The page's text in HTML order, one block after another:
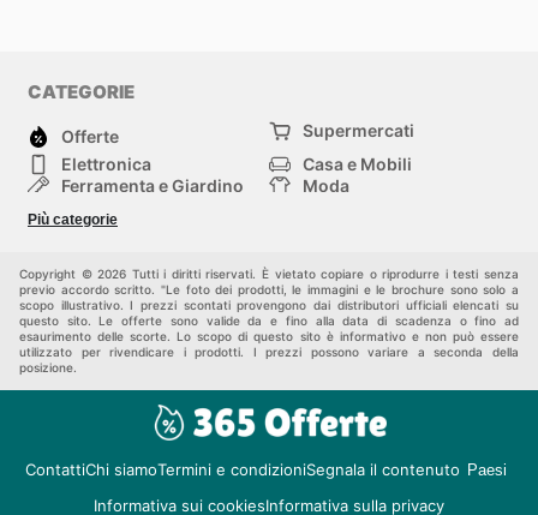
CATEGORIE
Offerte
Supermercati
Elettronica
Casa e Mobili
Ferramenta e Giardino
Moda
Bambini e Neonati
Più categorie
Copyright © 2026 Tutti i diritti riservati. È vietato copiare o riprodurre i testi senza
previo accordo scritto. "Le foto dei prodotti, le immagini e le brochure sono solo a
scopo illustrativo. I prezzi scontati provengono dai distributori ufficiali elencati su
questo sito. Le offerte sono valide da e fino alla data di scadenza o fino ad
esaurimento delle scorte. Lo scopo di questo sito è informativo e non può essere
utilizzato per rivendicare i prodotti. I prezzi possono variare a seconda della
posizione.
ContattiChi siamoTermini e condizioniSegnala il contenuto Paesi
Informativa sui cookiesInformativa sulla privacy